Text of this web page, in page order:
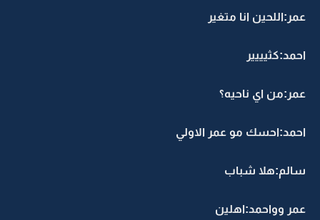
عمر:اللحين انا متغير
احمد:كثيييير
عمر:من اي ناحيه؟
احمد:احسك مو عمر الاولي
سالم:هلا شباب
عمر وواحمد:اهلين